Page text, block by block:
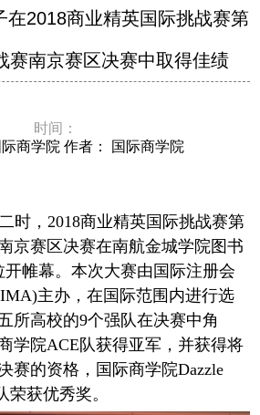
在2018商业精英国际挑战赛第
赛南京赛区决赛中取得佳绩
时间：
商学院 作者： 国际商学院
时，2018商业精英国际挑战赛第
京赛区决赛在南航金城学院图书
开帷幕。本次大赛由国际注册会
主办，在国际范围内进行选
所高校的9个强队在决赛中角
学院ACE队获得亚军，并获得将
赛的资格，国际商学院Dazzle
荣获优秀奖。